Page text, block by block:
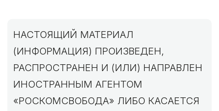
НАСТОЯЩИЙ МАТЕРИАЛ
(ИНФОРМАЦИЯ) ПРОИЗВЕДЕН,
РАСПРОСТРАНЕН И (ИЛИ) НАПРАВЛЕН
ИНОСТРАННЫМ АГЕНТОМ
«РОСКОМСВОБОДА» ЛИБО КАСАЕТСЯ